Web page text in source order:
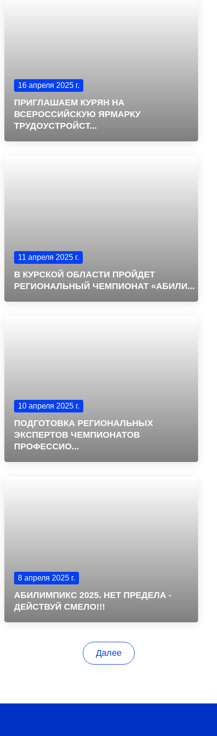
16 апреля 2025 г.
ПРИГЛАШАЕМ КУРЯН НА
ВСЕРОССИЙСКУЮ ЯРМАРКУ
ТРУДОУСТРОЙСТ...
11 апреля 2025 г.
В КУРСКОЙ ОБЛАСТИ ПРОЙДЕТ
РЕГИОНАЛЬНЫЙ ЧЕМПИОНАТ «АБИЛИ...
10 апреля 2025 г.
ПОДГОТОВКА РЕГИОНАЛЬНЫХ
ЭКСПЕРТОВ ЧЕМПИОНАТОВ
ПРОФЕССИО...
8 апреля 2025 г.
АБИЛИМПИКС 2025. НЕТ ПРЕДЕЛА -
ДЕЙСТВУЙ СМЕЛО!!!
Далее